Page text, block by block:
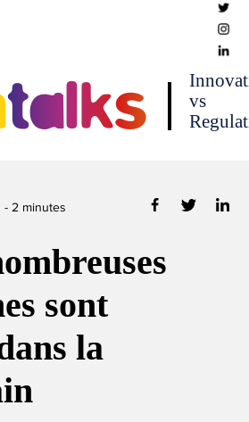
vs
- 2 minutes
sont
la